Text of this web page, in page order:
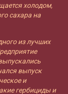
холодом,
сахара на
из лучших
выпуск
и
гербициды и